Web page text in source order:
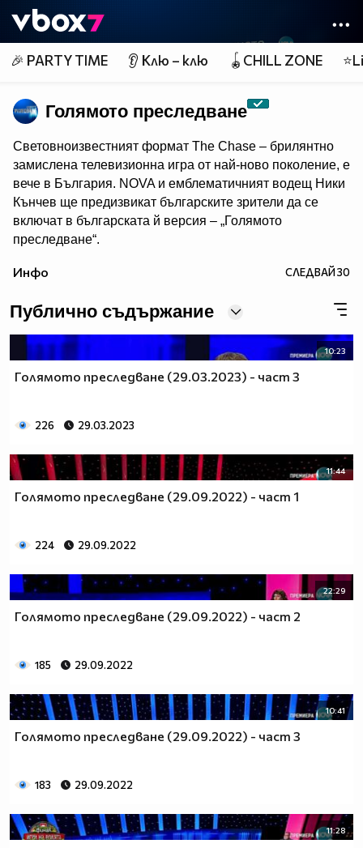
👾
🎉 PARTY TIME 👂 Клю – клю 🪀CHILL ZONE
Голямото преследване
Световноизвестният формат The Chase – брилянтно
замислена телевизионна игра от най-ново поколение, e
вече в България. NOVA и емблематичният водещ Ники
Кънчев ще предизвикат българските зрители да се
включат в българската й версия – „Голямото
преследване“.
ще бъде издигнато в култ, а Ники Кънчев ще запознае
Инфо СЛЕДВАЙ30
Публично съдържание
10:23
Голямото преследване (29.03.2023) - част 3
226 29.03.2023
11:44
Голямото преследване (29.09.2022) - част 1
224 29.09.2022
22:29
Голямото преследване (29.09.2022) - част 2
185 29.09.2022
10:41
Голямото преследване (29.09.2022) - част 3
183 29.09.2022
11:28